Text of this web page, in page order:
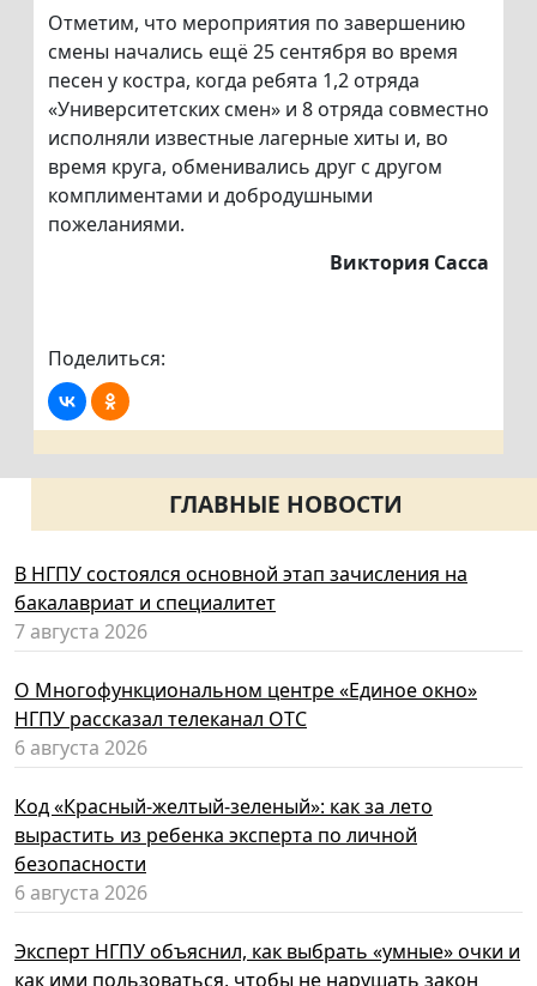
Отметим, что мероприятия по завершению
смены начались ещё 25 сентября во время
песен у костра, когда ребята 1,2 отряда
«Университетских смен» и 8 отряда совместно
исполняли известные лагерные хиты и, во
время круга, обменивались друг с другом
комплиментами и добродушными
пожеланиями.
Виктория Сасса
Поделиться:
ГЛАВНЫЕ НОВОСТИ
В НГПУ состоялся основной этап зачисления на
бакалавриат и специалитет
7 августа 2026
О Многофункциональном центре «Единое окно»
НГПУ рассказал телеканал ОТС
6 августа 2026
Код «Красный-желтый-зеленый»: как за лето
вырастить из ребенка эксперта по личной
безопасности
6 августа 2026
Эксперт НГПУ объяснил, как выбрать «умные» очки и
как ими пользоваться, чтобы не нарушать закон